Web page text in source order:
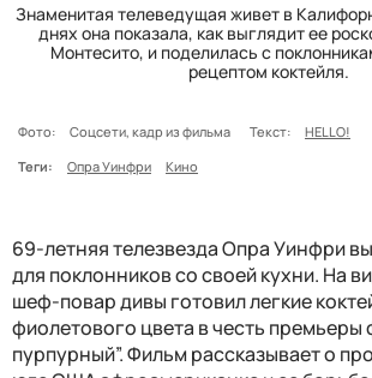
Знаменитая телеведущая живет в
днях она показала, как выглядит ее
Монтесито, и поделилась с
рецептом коктейля.
Фото: Соцсети, кадр из фильма Текст: HELLO!
Теги:
Опра Уинфри Кино
69-летняя телезвезда Опра Уинфри
для поклонников со своей кухни. На
шеф-повар дивы готовил легкие
фиолетового цвета в честь премьеры
пурпурный”. Фильм рассказывает о